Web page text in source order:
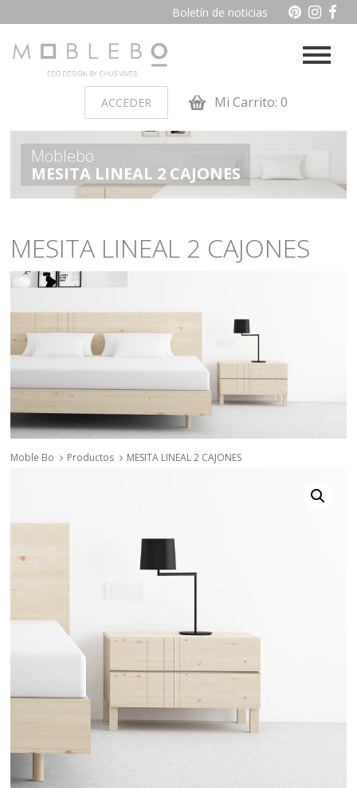
Boletín de noticias
ACCEDER Mi Carrito: 0
PRODUCTOS POR AMBIENTES
Auxiliares Baño
madera
Oficina y otros
Salon
Moblebo
MESITA LINEAL 2 CAJONES
MESITA LINEAL 2 CAJONES
Moble Bo Productos MESITA LINEAL 2 CAJONES